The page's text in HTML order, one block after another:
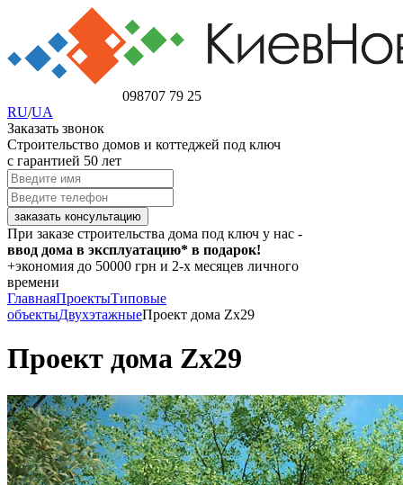
098707 79 25
RU/UA
Заказать звонок
Строительство домов и коттеджей под ключ
с гарантией 50 лет
При заказе строительства дома под ключ у нас -
ввод дома в эксплуатацию* в подарок!
+экономия до 50000 грн и 2-х месяцев личного
времени
ГлавнаяПроектыТиповые
объектыДвухэтажныеПроект дома Zx29
Проект дома Zx29